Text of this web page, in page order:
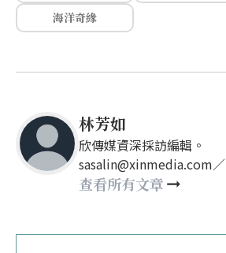
海洋奇緣
林芳如
欣傳媒資深採訪編輯。
sasalin@xinmedia.com／
happy21917@gmail.com
查看所有文章